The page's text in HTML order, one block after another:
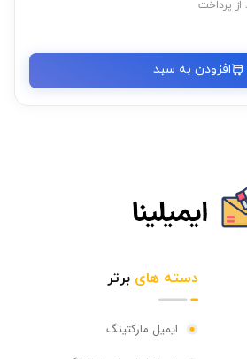
پرداخت
افزودن به سبد
دسته هایبرتر
ایمیل مارکتینگ